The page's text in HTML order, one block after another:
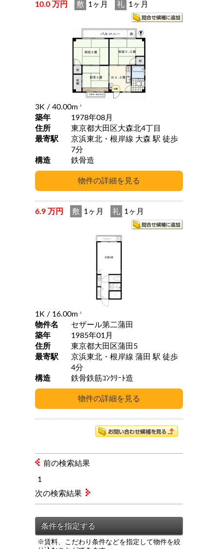
10.0 万円 敷 1ヶ月 礼 1ヶ月
3K / 40.00m 2
築年
1978年08月
住所
東京都大田区大森北4丁目
最寄駅
京浜東北・根岸線 大森 駅 徒歩
7分
構造
鉄骨造
6.9 万円 敷 1ヶ月 礼 1ヶ月
1K / 16.00m 2
物件名
セザール第二蒲田
築年
1985年01月
住所
東京都大田区蒲田5
最寄駅
京浜東北・根岸線 蒲田 駅 徒歩
4分
構造
鉄骨鉄筋ｺﾝｸﾘｰﾄ造
前の検索結果
1
※賃料、こだわり条件などを指定して物件を絞